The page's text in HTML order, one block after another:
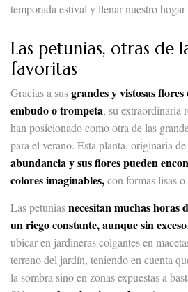
temporada estival y llenar nuestro
Las petunias, otras de
favoritas
Gracias a susgrandes y vistosas
embudo o trompeta, su extraordinaria
han posicionado como otra de las
para el verano. Esta planta, originaria
abundancia y sus flores pueden
colores imaginables,con formas lisas o
Las petuniasnecesitan muchas horas
un riego constante, aunque sin exceso
ubicar en jardineras colgantes en
terreno del jardín, teniendo en cuenta
la sombra sino en zonas expuestas a